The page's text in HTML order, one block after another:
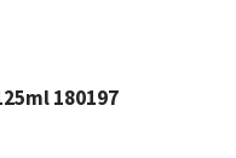
180197